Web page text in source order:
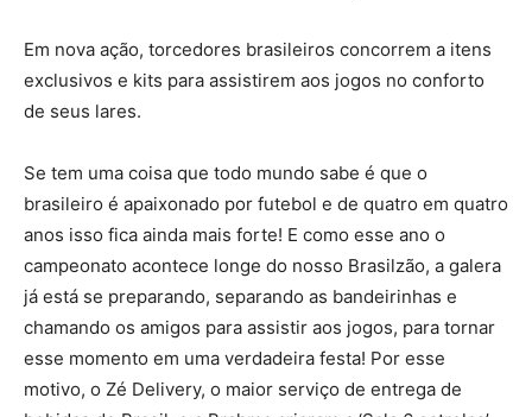
Em nova ação, torcedores brasileiros concorrem a itens
exclusivos e kits para assistirem aos jogos no conforto
de seus lares.
Se tem uma coisa que todo mundo sabe é que o
brasileiro é apaixonado por futebol e de quatro em quatro
anos isso fica ainda mais forte! E como esse ano o
campeonato acontece longe do nosso Brasilzão, a galera
já está se preparando, separando as bandeirinhas e
chamando os amigos para assistir aos jogos, para tornar
esse momento em uma verdadeira festa! Por esse
motivo, o Zé Delivery, o maior serviço de entrega de